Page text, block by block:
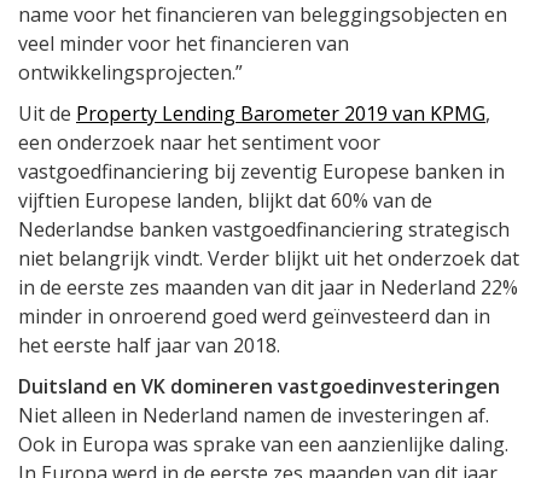
name voor het financieren van beleggingsobjecten en
veel minder voor het financieren van
ontwikkelingsprojecten.”
Uit de Property Lending Barometer 2019 van KPMG,
een onderzoek naar het sentiment voor
vastgoedfinanciering bij zeventig Europese banken in
vijftien Europese landen, blijkt dat 60% van de
Nederlandse banken vastgoedfinanciering strategisch
niet belangrijk vindt. Verder blijkt uit het onderzoek dat
in de eerste zes maanden van dit jaar in Nederland 22%
minder in onroerend goed werd geïnvesteerd dan in
het eerste half jaar van 2018.
Duitsland en VK domineren vastgoedinvesteringen
Niet alleen in Nederland namen de investeringen af.
Ook in Europa was sprake van een aanzienlijke daling.